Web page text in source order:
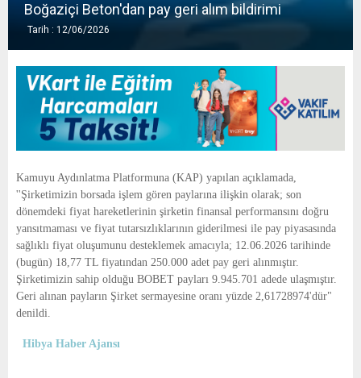
E
N
U
Boğaziçi Beton'dan pay geri alım bildirimi
Tarih : 12/06/2026
Kamuyu Aydınlatma Platformuna (KAP) yapılan açıklamada,
''Şirketimizin borsada işlem gören paylarına ilişkin olarak; son
dönemdeki fiyat hareketlerinin şirketin finansal performansını doğru
yansıtmaması ve fiyat tutarsızlıklarının giderilmesi ile pay piyasasında
sağlıklı fiyat oluşumunu desteklemek amacıyla; 12.06.2026 tarihinde
(bugün) 18,77 TL fiyatından 250.000 adet pay geri alınmıştır.
Şirketimizin sahip olduğu BOBET payları 9.945.701 adede ulaşmıştır.
Geri alınan payların Şirket sermayesine oranı yüzde 2,61728974'dür"
denildi.
Hibya Haber Ajansı